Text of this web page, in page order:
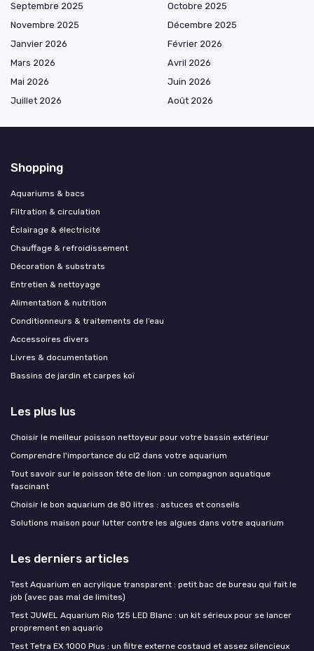
Septembre 2025
Octobre 2025
Novembre 2025
Décembre 2025
Janvier 2026
Février 2026
Mars 2026
Avril 2026
Mai 2026
Juin 2026
Juillet 2026
Août 2026
Shopping
Aquariums & bacs
Filtration & circulation
Éclairage & électricité
Chauffage & refroidissement
Décoration & substrats
Entretien & nettoyage
Alimentation & nutrition
Conditionneurs & traitements de l’eau
Accessoires divers
Livres & documentation
Bassins de jardin et carpes koï
Les plus lus
Choisir le meilleur poisson nettoyeur pour votre bassin extérieur
Comprendre l'importance du cl2 dans votre aquarium
Tout savoir sur le poisson tête de lion : un compagnon aquatique
fascinant
Choisir le bon aquarium de 80 litres : astuces et conseils
Solutions maison pour lutter contre les algues dans votre aquarium
Les derniers articles
Test Aquarium en acrylique transparent : petit bac de bureau qui fait le
job (avec pas mal de limites)
Test JUWEL Aquarium Rio 125 LED Blanc : un kit sérieux pour se lancer
proprement en aquario
Test Tetra EX 1000 Plus : un filtre externe costaud et assez silencieux